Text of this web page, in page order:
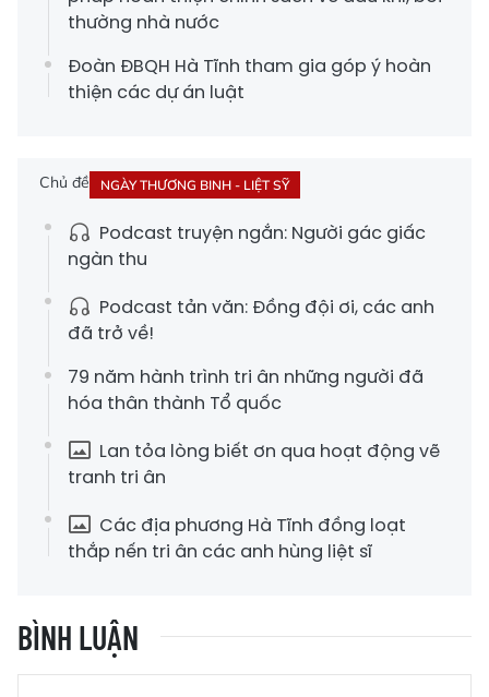
thường nhà nước
Đoàn ĐBQH Hà Tĩnh tham gia góp ý hoàn
thiện các dự án luật
Chủ đề NGÀY THƯƠNG BINH - LIỆT SỸ
Podcast truyện ngắn: Người gác giấc
ngàn thu
Podcast tản văn: Đồng đội ơi, các anh
đã trở về!
79 năm hành trình tri ân những người đã
hóa thân thành Tổ quốc
Lan tỏa lòng biết ơn qua hoạt động vẽ
tranh tri ân
Các địa phương Hà Tĩnh đồng loạt
thắp nến tri ân các anh hùng liệt sĩ
BÌNH LUẬN